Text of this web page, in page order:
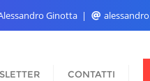
Ginotta
CONTATTI